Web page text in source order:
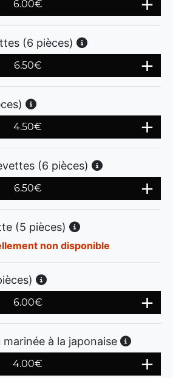
6.00€
(6 pièces)
6.50€
4.50€
(6 pièces)
6.50€
(5 pièces)
non disponible
6.00€
marinée à la japonaise
4.00€